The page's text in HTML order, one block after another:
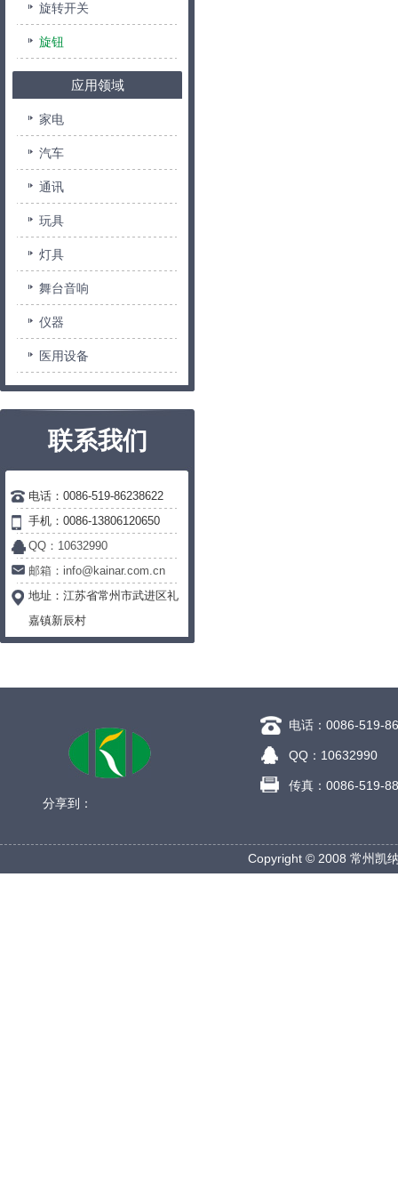
旋转开关
旋钮
应用领域
家电
汽车
通讯
玩具
灯具
舞台音响
仪器
医用设备
联系我们
电话：0086-519-86238622
手机：0086-13806120650
QQ：10632990
邮箱：info@kainar.com.cn
地址： 江苏省常州市武进区礼
嘉镇新辰村
分享到：
电话：0086-519-
QQ：10632990
传真：0086-519-
Copyright © 2008 常州凯